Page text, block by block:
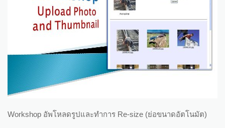
Workshop อัพโหลดรูปและทำการ Re-size (ย่อขนาดอัตโนมัต)